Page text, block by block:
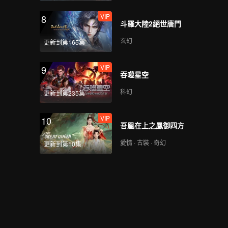
8
更新到第165集
VIP
斗羅大陸2絕世唐門
玄幻
9
更新到第235集
VIP
吞噬星空
科幻
10
更新到第10集
VIP
吾凰在上之鳳御四方
愛情 · 古裝 · 奇幻